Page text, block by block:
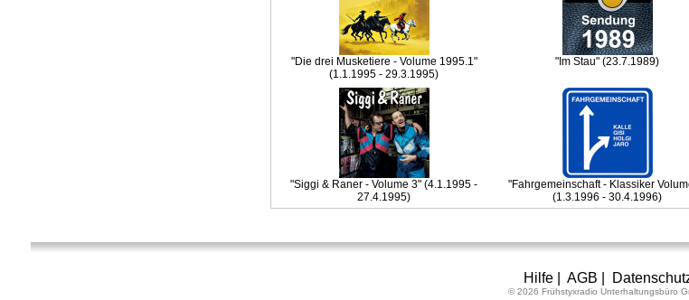
"Die drei Musketiere - Volume 1995.1"
(1.1.1995 - 29.3.1995)
"Im Stau" (23.7.1989)
"Siggi & Raner - Volume 3" (4.1.1995 -
27.4.1995)
"Fahrgemeinschaft - Klassiker
(1.3.1996 - 30.4.1996)
Hilfe| AGB
© 2026 Frühstyxradio Unterhaltungsbüro